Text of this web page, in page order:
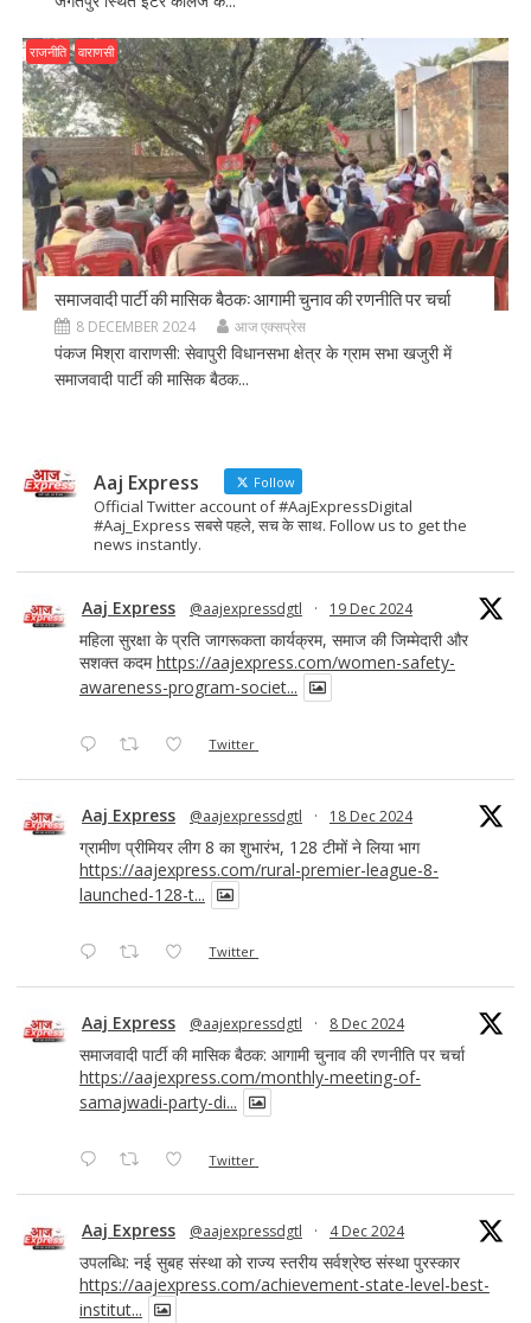
राजनीति वाराणसी
समाजवादी पार्टी की मासिक बैठक: आगामी चुनाव की रणनीति पर चर्चा
8 DECEMBER 2024 आज एक्सप्रेस
पंकज मिश्रा वाराणसी: सेवापुरी विधानसभा क्षेत्र के ग्राम सभा खजुरी में
समाजवादी पार्टी की मासिक बैठक...
Aaj Express Follow
Official Twitter account of #AajExpressDigital
#Aaj_Express सबसे पहले, सच के साथ. Follow us to get the
news instantly.
Aaj Express @aajexpressdgtl · 19 Dec 2024
महिला सुरक्षा के प्रति जागरूकता कार्यक्रम, समाज की जिम्मेदारी और
सशक्त कदमhttps://aajexpress.com/women-safety-
awareness-program-societ...
Twitter
Aaj Express @aajexpressdgtl · 18 Dec 2024
ग्रामीण प्रीमियर लीग 8 का शुभारंभ, 128 टीमों ने लिया भाग
https://aajexpress.com/rural-premier-league-8-
launched-128-t...
Twitter
Aaj Express @aajexpressdgtl · 8 Dec 2024
समाजवादी पार्टी की मासिक बैठक: आगामी चुनाव की रणनीति पर चर्चा
https://aajexpress.com/monthly-meeting-of-
samajwadi-party-di...
Twitter
Aaj Express @aajexpressdgtl · 4 Dec 2024
उपलब्धि: नई सुबह संस्था को राज्य स्तरीय सर्वश्रेष्ठ संस्था पुरस्कार
https://aajexpress.com/achievement-state-level-best-
institut...